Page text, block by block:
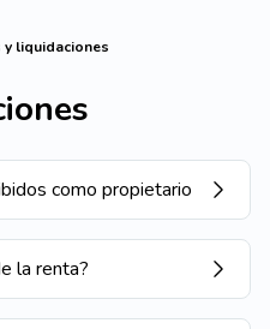
y liquidaciones
como propietario
la renta?